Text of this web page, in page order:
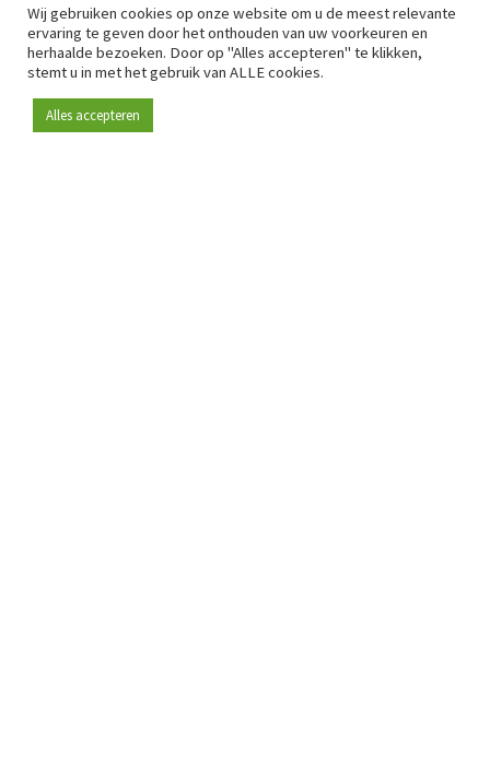
Wij gebruiken cookies op onze website om u de meest relevante
ervaring te geven door het onthouden van uw voorkeuren en
herhaalde bezoeken. Door op "Alles accepteren" te klikken,
stemt u in met het gebruik van ALLE cookies.
Alles accepteren